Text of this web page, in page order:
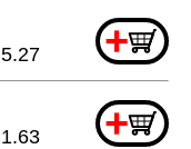
+
5.27
+
1.63